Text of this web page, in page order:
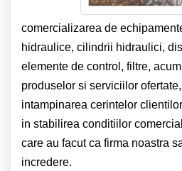
comercializarea de
hidraulice, cilindrii hidraulici,
elemente de control, filtre,
produselor si serviciilor
intampinarea cerintelor
in stabilirea conditiilor
care au facut ca firma noastra
incredere.